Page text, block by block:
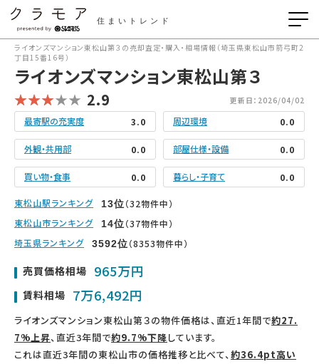
住まいトレンド
ライオンズマンション東松山第３の売却査定・購入・相場情報（埼玉県東松山市箭弓町2
丁目15番16号）
ライオンズマンション東松山第３
2.9 更新日：2026/04/02
最寄駅の充実度 3.0 周辺環境 0.0
外観・共用部 0.0 部屋仕様・設備 0.0
買い物・食事 0.0 暮らし・子育て 0.0
東松山駅ランキング 13位（32物件中）
東松山市ランキング
14位（37物件中）
埼玉県ランキング
3592位（8353物件中）
売買価格相場 965万円
賃料相場 7万6,492円
ライオンズマンション東松山第３の物件価格は、直近1年間で約27.
7%上昇、直近3年間で約9.7%下降しています。
これは直近3年間の東松山市の価格推移と比べて、約36.4pt高い